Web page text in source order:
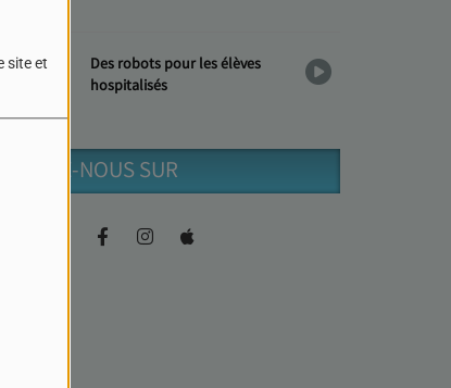
site et
Des robots pour les élèves
hospitalisés
NOUS SUR